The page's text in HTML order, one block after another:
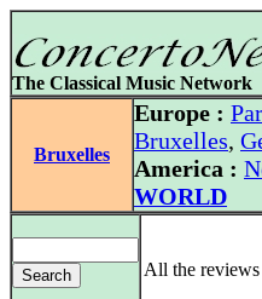
The Classical Music Network
Bruxelles
Europe :
Bruxelles,
America :
WORLD
All the reviews